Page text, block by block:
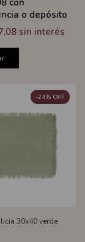
con
o depósito
sin interés
30x40 verde
-24% OFF